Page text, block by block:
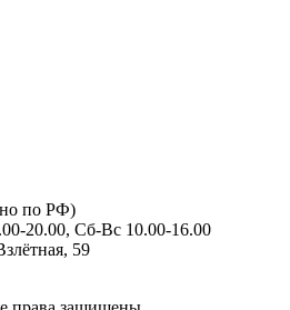
по РФ)
20.00, Сб-Вс 10.00-16.00
59